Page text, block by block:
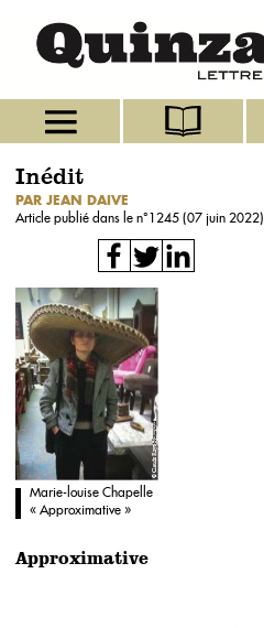
Inédit
PAR JEAN DAIVE
Article publié dans le n°1245 (07 juin 2022)
Marie-louise Chapelle
« Approximative »
Approximative